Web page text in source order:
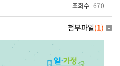
조회수 670
첨부파일(1)